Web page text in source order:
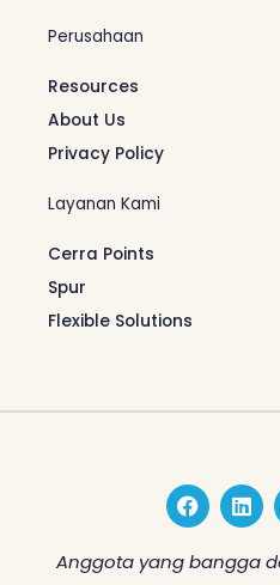
Perusahaan
Resources
About Us
Privacy Policy
Layanan Kami
Cerra Points
Spur
Flexible Solutions
F
a
c
e
L
i
n
k
Anggota yang bangga